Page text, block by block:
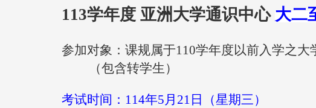
113学年度 亚洲大学通识中心 大二
参加对象：课规属于110学年度以前入学之
（包含转学生）
考试时间：114年5月21日（星期三）